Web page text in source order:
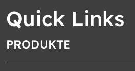
Quick Links
PRODUKTE